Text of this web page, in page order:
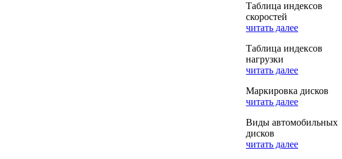
Таблица индексов
скоростей
читать далее
Таблица индексов
нагрузки
читать далее
Маркировка дисков
читать далее
Виды автомобильных
дисков
читать далее